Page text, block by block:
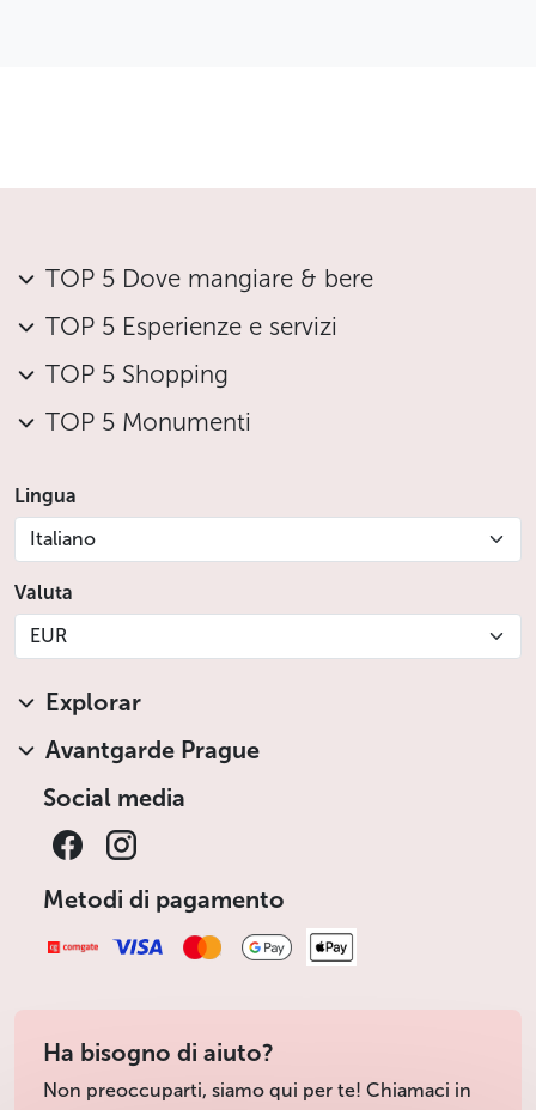
TOP 5 Dove mangiare & bere
TOP 5 Esperienze e servizi
TOP 5 Shopping
TOP 5 Monumenti
Lingua
Italiano
Valuta
EUR
Explorar
Avantgarde Prague
Social media
Metodi di pagamento
Ha bisogno di aiuto?
Non preoccuparti, siamo qui per te! Chiamaci in